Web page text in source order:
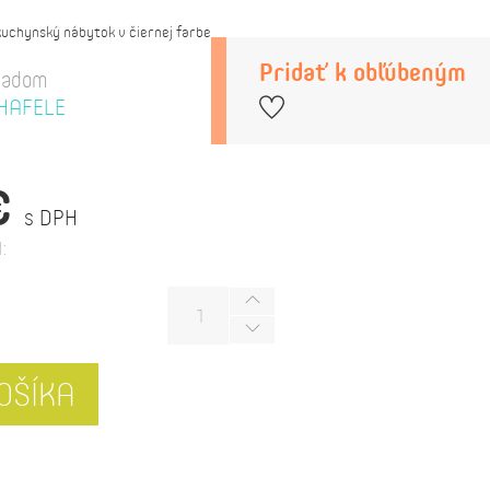
nábytok v čiernej farbe
Pridať k obľúbeným
s DPH